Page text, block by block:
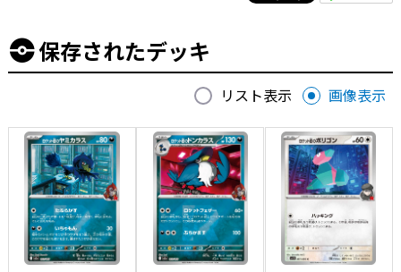
保存されたデッキ
リスト表示 画像表示